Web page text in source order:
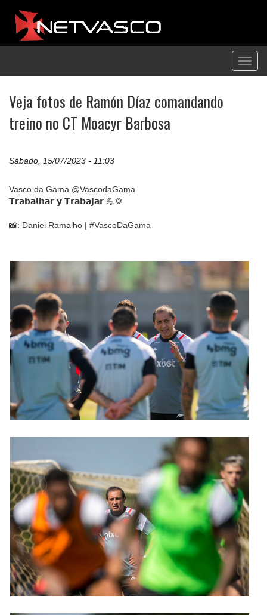
Veja fotos de Ramón Díaz comandando
treino no CT Moacyr Barbosa
Sábado, 15/07/2023 - 11:03
Vasco da Gama @VascodaGama
𝗧𝗿𝗮𝗯𝗮𝗹𝗵𝗮𝗿 𝘆 𝗧𝗿𝗮𝗯𝗮𝗷𝗮𝗿 💪💢
📸: Daniel Ramalho | #VascoDaGama